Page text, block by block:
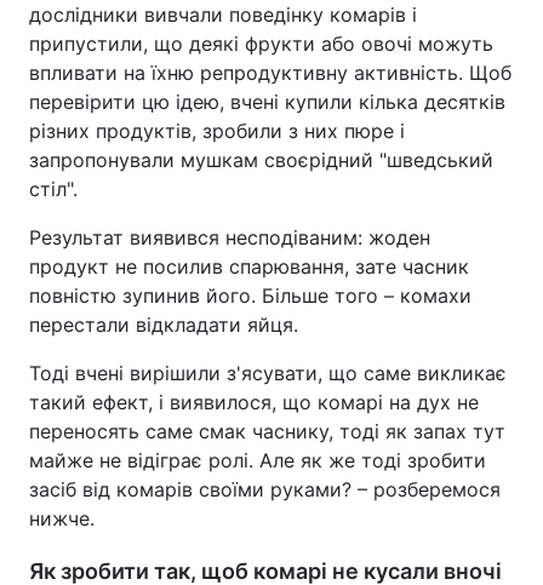
дослідники вивчали поведінку комарів і
припустили, що деякі фрукти або овочі можуть
впливати на їхню репродуктивну активність. Щоб
перевірити цю ідею, вчені купили кілька десятків
різних продуктів, зробили з них пюре і
запропонували мушкам своєрідний "шведський
стіл".
Результат виявився несподіваним: жоден
продукт не посилив спарювання, зате часник
повністю зупинив його. Більше того – комахи
перестали відкладати яйця.
Тоді вчені вирішили з'ясувати, що саме викликає
такий ефект, і виявилося, що комарі на дух не
переносять саме смак часнику, тоді як запах тут
майже не відіграє ролі. Але як же тоді зробити
засіб від комарів своїми руками? – розберемося
нижче.
Як зробити так, щоб комарі не кусали вночі